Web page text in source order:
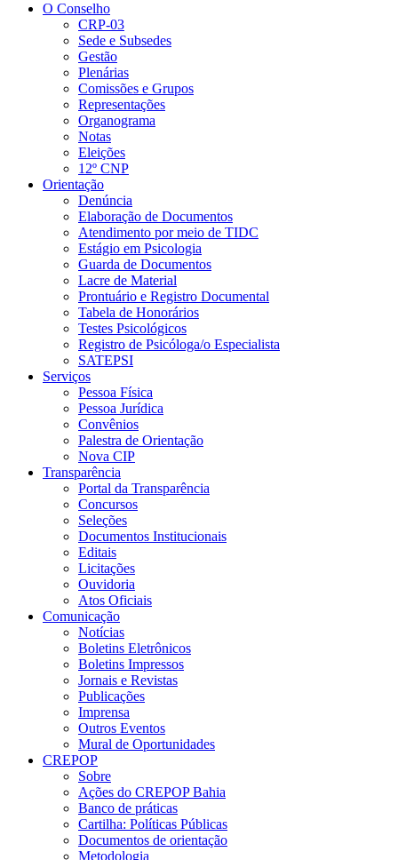
O Conselho
CRP-03
Sede e Subsedes
Gestão
Plenárias
Comissões e Grupos
Representações
Organograma
Notas
Eleições
12º CNP
Orientação
Denúncia
Elaboração de Documentos
Atendimento por meio de TIDC
Estágio em Psicologia
Guarda de Documentos
Lacre de Material
Prontuário e Registro Documental
Tabela de Honorários
Testes Psicológicos
Registro de Psicóloga/o Especialista
SATEPSI
Serviços
Pessoa Física
Pessoa Jurídica
Convênios
Palestra de Orientação
Nova CIP
Transparência
Portal da Transparência
Concursos
Seleções
Documentos Institucionais
Editais
Licitações
Ouvidoria
Atos Oficiais
Comunicação
Notícias
Boletins Eletrônicos
Boletins Impressos
Jornais e Revistas
Publicações
Imprensa
Outros Eventos
Mural de Oportunidades
CREPOP
Sobre
Ações do CREPOP Bahia
Banco de práticas
Cartilha: Políticas Públicas
Documentos de orientação
Metodologia